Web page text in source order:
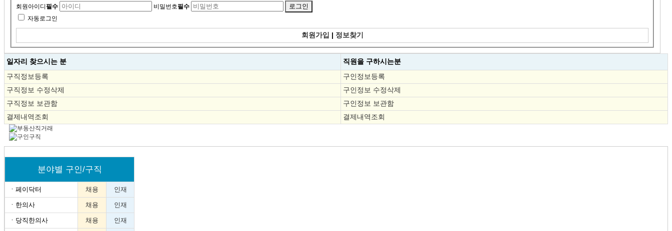
회원아이디 필수 비밀번호필수
자동로그인
회원가입 | 정보찾기
일자리 찾으시는 분 직원을 구하시는분
구직정보등록
구인정보등록
구직정보 수정삭제
구인정보 수정삭제
구직정보 보관함
구인정보 보관함
결제내역조회
결제내역조회
분야별 구인/구직
ㆍ 페이닥터 채용 인재
ㆍ 한의사 채용 인재
ㆍ 당직한의사 채용 인재